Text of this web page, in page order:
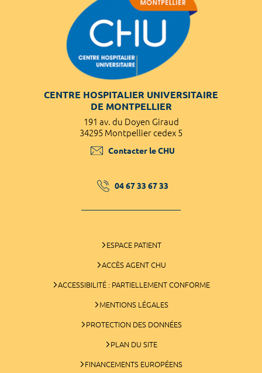
CENTRE HOSPITALIER UNIVERSITAIRE
DE MONTPELLIER
191 av. du Doyen Giraud
34295 Montpellier cedex 5
Contacter le CHU
04 67 33 67 33
ESPACE PATIENT
ACCÈS AGENT CHU
ACCESSIBILITÉ : PARTIELLEMENT CONFORME
MENTIONS LÉGALES
PROTECTION DES DONNÉES
PLAN DU SITE
FINANCEMENTS EUROPÉENS